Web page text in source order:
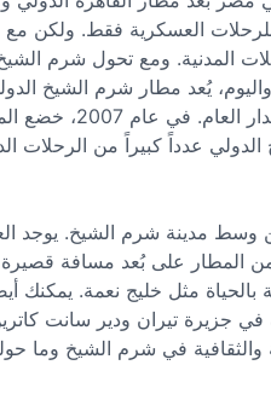
تلك السنوات للرحلات العسكرية فقط. ولكن
المدنية. ومع تحول شرم
يُعد مطار شرم الشيخ
المطارات ازدحاماً في مصر، حيث
عدداً كبيراً من الرحلات
وسط مدينة شرم الشيخ. يوجد
على بُعد مسافة قصيرة
مثل خليج نعمة. يمكنك
جزيرة تيران ودير سانت
في شرم الشيخ وما